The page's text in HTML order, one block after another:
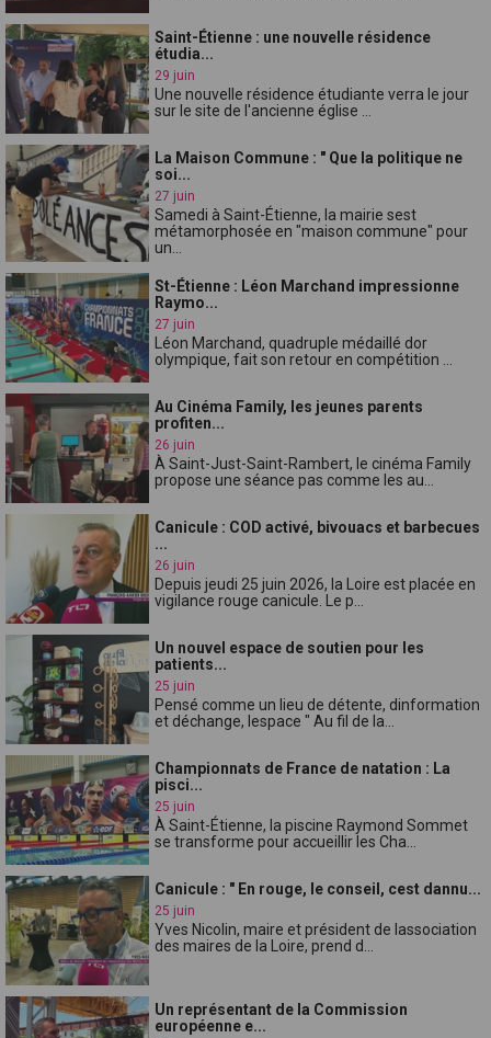
Saint-Étienne : une nouvelle résidence
étudia...
29 juin
Une nouvelle résidence étudiante verra le jour
sur le site de l'ancienne église ...
La Maison Commune : " Que la politique ne
soi...
27 juin
Samedi à Saint-Étienne, la mairie sest
métamorphosée en "maison commune" pour
un...
St-Étienne : Léon Marchand impressionne
Raymo...
27 juin
Léon Marchand, quadruple médaillé dor
olympique, fait son retour en compétition ...
Au Cinéma Family, les jeunes parents
profiten...
26 juin
À Saint-Just-Saint-Rambert, le cinéma Family
propose une séance pas comme les au...
Canicule : COD activé, bivouacs et barbecues
...
26 juin
Depuis jeudi 25 juin 2026, la Loire est placée en
vigilance rouge canicule. Le p...
Un nouvel espace de soutien pour les
patients...
25 juin
Pensé comme un lieu de détente, dinformation
et déchange, lespace " Au fil de la...
Championnats de France de natation : La
pisci...
25 juin
À Saint-Étienne, la piscine Raymond Sommet
se transforme pour accueillir les Cha...
Canicule : " En rouge, le conseil, cest dannu...
25 juin
Yves Nicolin, maire et président de lassociation
des maires de la Loire, prend d...
Un représentant de la Commission
européenne e...